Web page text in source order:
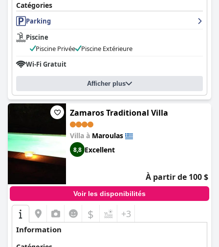
Catégories
Parking
Piscine
Piscine Privée
Piscine Extérieure
Wi-Fi Gratuit
Afficher plus
Zamaros Traditional Villa
Villa à Maroulas
8,8 Excellent
À partir de 100 $
Voir les disponibilités
$ +3
Information